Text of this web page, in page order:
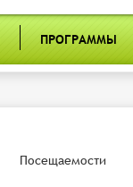
ПРОГРАММЫ
Посещаемости